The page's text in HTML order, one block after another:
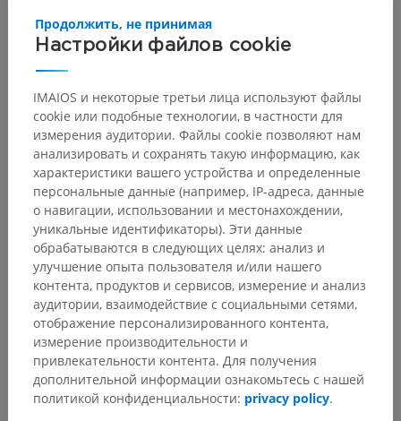
Анатомия человека 1
Системная анатомия>
Сердечно-сосудистая система
Вены нижней конечности
Основные структуры:
Поверхностные вены нижней конечности
Переводы
Заметили ошибку?
Не стесняйтесь предложить поправку, свою версию
перевода или решение по улучшению контента.
Настройки файлов cookie
Продолжить, не принимая
IMAIOS и некоторые третьи лица используют файлы
cookie или подобные технологии, в частности для
измерения аудитории. Файлы cookie позволяют нам
анализировать и сохранять такую информацию, как
характеристики вашего устройства и определенные
персональные данные (например, IP-адреса, данные
о навигации, использовании и местонахождении,
уникальные идентификаторы). Эти данные
обрабатываются в следующих целях: анализ и
улучшение опыта пользователя и/или нашего
контента, продуктов и сервисов, измерение и анализ
аудитории, взаимодействие с социальными сетями,
отображение персонализированного контента,
измерение производительности и
привлекательности контента. Для получения
дополнительной информации ознакомьтесь с нашей
политикой конфиденциальности: privacy policy.